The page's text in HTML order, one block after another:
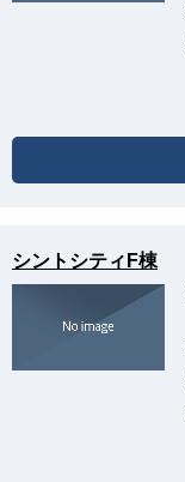
シントシティF棟